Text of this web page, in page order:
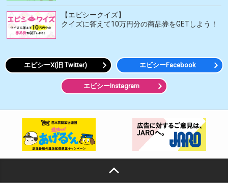
【エビシークイズ】
クイズに答えて10万円分の商品券をGETしよう！
エビシーX(旧 Twitter) エビシーFacebook
エビシーInstagram